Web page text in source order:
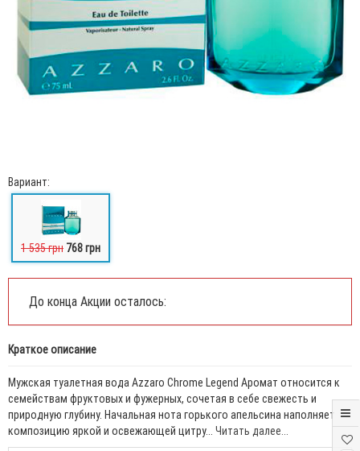
Вариант:
1 535 грн 768 грн
До конца Акции осталось:
Краткое описание
Мужская туалетная вода Azzaro Chrome Legend Аромат относится к
семействам фруктовых и фужерных, сочетая в себе свежесть и
природную глубину. Начальная нота горького апельсина наполняет
композицию яркой и освежающей цитру... Читать далее...